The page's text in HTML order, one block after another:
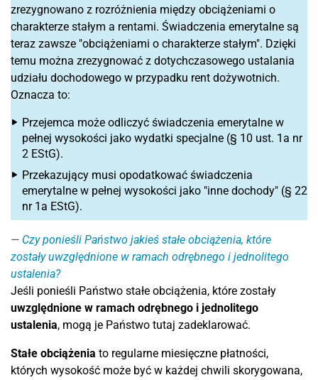
zrezygnowano z rozróżnienia między obciążeniami o
charakterze stałym a rentami. Świadczenia emerytalne są
teraz zawsze "obciążeniami o charakterze stałym". Dzięki
temu można zrezygnować z dotychczasowego ustalania
udziału dochodowego w przypadku rent dożywotnich.
Oznacza to:
Przejemca może odliczyć świadczenia emerytalne w
pełnej wysokości jako wydatki specjalne (§ 10 ust. 1a nr
2 EStG).
Przekazujący musi opodatkować świadczenia
emerytalne w pełnej wysokości jako "inne dochody" (§ 22
nr 1a EStG).
Czy ponieśli Państwo jakieś stałe obciążenia, które
zostały uwzględnione w ramach odrębnego i jednolitego
ustalenia?
Jeśli ponieśli Państwo stałe obciążenia, które zostały
uwzględnione w ramach odrębnego i jednolitego
ustalenia, mogą je Państwo tutaj zadeklarować.
Stałe obciążenia to regularne miesięczne płatności,
których wysokość może być w każdej chwili skorygowana,